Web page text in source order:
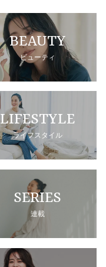
BEAUTY
ビューティ
LIFESTYLE
ライフスタイル
SERIES
連載